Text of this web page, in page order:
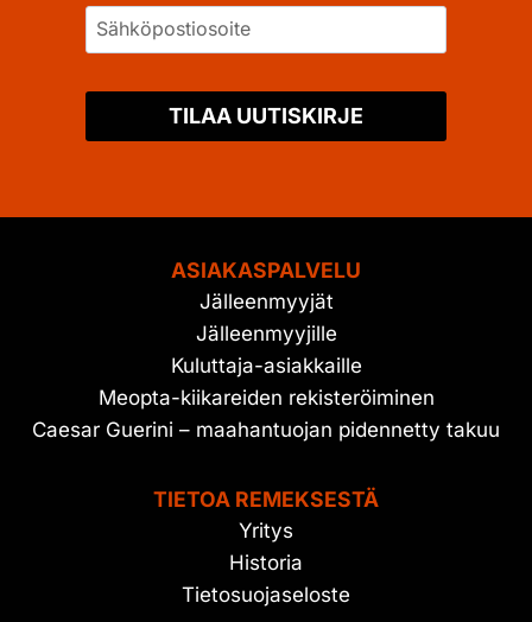
TILAA UUTISKIRJE
ASIAKASPALVELU
Jälleenmyyjät
Jälleenmyyjille
Kuluttaja-asiakkaille
Meopta-kiikareiden rekisteröiminen
Caesar Guerini – maahantuojan pidennetty takuu
TIETOA REMEKSESTÄ
Yritys
Historia
Tietosuojaseloste